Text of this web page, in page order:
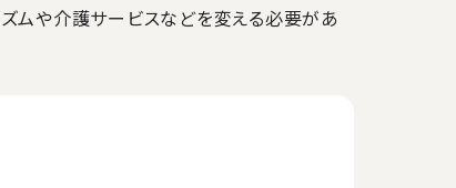
ムや介護サービスなどを変える必要があ